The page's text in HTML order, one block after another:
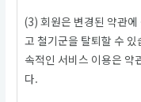
(3) 회원은 변경된 약관
고 철기군을 탈퇴할 수
속적인 서비스 이용은 약
다.